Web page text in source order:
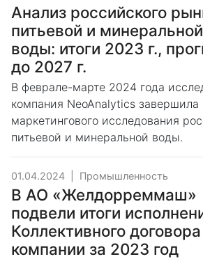
Анализ российского
питьевой и минеральной
воды: итоги 2023 г.,
до 2027 г.
В феврале-марте 2024 года
компания NeoAnalytics завершила
маркетингового исследования
питьевой и минеральной воды.
01.04.2024 Промышленность
В АО «Желдорреммаш»
подвели итоги
Коллективного договора
компании за 2023 год